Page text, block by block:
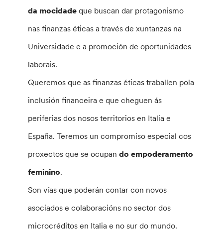
da mocidade que buscan dar protagonismo
nas finanzas éticas a través de xuntanzas na
Universidade e a promoción de oportunidades
laborais.
Queremos que as finanzas éticas traballen pola
inclusión financeira e que cheguen ás
periferias dos nosos territorios en Italia e
España. Teremos un compromiso especial cos
proxectos que se ocupan do empoderamento
feminino.
Son vías que poderán contar con novos
asociados e colaboracións no sector dos
microcréditos en Italia e no sur do mundo.